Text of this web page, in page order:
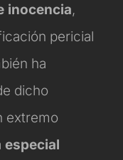
inocencia,
pericial
ha
dicho
extremo
especial